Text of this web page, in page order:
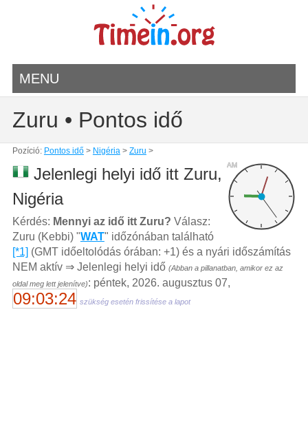
MENU
Zuru • Pontos idő
Pozíció: Pontos idő> Nigéria> Zuru >
AM
Jelenlegi helyi idő itt Zuru,
Nigéria
Kérdés: Mennyi az idő itt Zuru? Válasz:
Zuru (Kebbi) "WAT" időzónában található
[*1] (GMT időeltolódás órában: +1) és a nyári időszámítás
NEM aktív ⇒ Jelenlegi helyi idő (Abban a pillanatban, amikor ez az
oldal meg lett jelenítve): péntek, 2026. augusztus 07,
09:03:24 szükség esetén frissítése a lapot